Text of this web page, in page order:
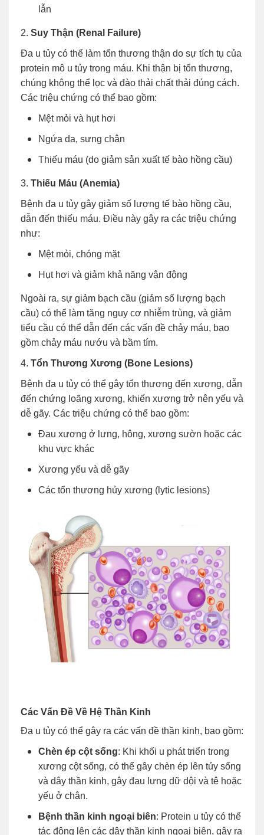
lẫn
2. Suy Thận (Renal Failure)
Đa u tủy có thể làm tổn thương thận do sự tích tụ của
protein mô u tủy trong máu. Khi thận bị tổn thương,
chúng không thể lọc và đào thải chất thải đúng cách.
Các triệu chứng có thể bao gồm:
Mệt mỏi và hụt hơi
Ngứa da, sưng chân
Thiếu máu (do giảm sản xuất tế bào hồng cầu)
3. Thiếu Máu (Anemia)
Bệnh đa u tủy gây giảm số lượng tế bào hồng cầu,
dẫn đến thiếu máu. Điều này gây ra các triệu chứng
như:
Mệt mỏi, chóng mặt
Hụt hơi và giảm khả năng vận động
Ngoài ra, sự giảm bạch cầu (giảm số lượng bạch
cầu) có thể làm tăng nguy cơ nhiễm trùng, và giảm
tiểu cầu có thể dẫn đến các vấn đề chảy máu, bao
gồm chảy máu nướu và bầm tím.
4. Tổn Thương Xương (Bone Lesions)
Bệnh đa u tủy có thể gây tổn thương đến xương, dẫn
đến chứng loãng xương, khiến xương trở nên yếu và
dễ gãy. Các triệu chứng có thể bao gồm:
Đau xương ở lưng, hông, xương sườn hoặc các
khu vực khác
Xương yếu và dễ gãy
Các tổn thương hủy xương (lytic lesions)
Các Vấn Đề Về Hệ Thần Kinh
Đa u tủy có thể gây ra các vấn đề thần kinh, bao gồm:
Chèn ép cột sống: Khi khối u phát triển trong
xương cột sống, có thể gây chèn ép lên tủy sống
và dây thần kinh, gây đau lưng dữ dội và tê hoặc
yếu ở chân.
Bệnh thần kinh ngoại biên: Protein u tủy có thể
tác động lên các dây thần kinh ngoại biên, gây ra